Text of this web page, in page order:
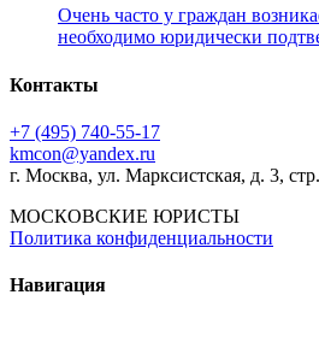
Очень часто у граждан
необходимо юридически
Контакты
+7 (495) 740‑55‑17
kmcon@yandex.ru
г. Москва, ул. Марксистская, д. 3,
МОСКОВСКИЕ ЮРИСТЫ
Политика конфиденциальности
Навигация